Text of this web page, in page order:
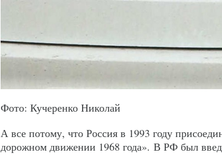
Фото: Кучеренко Николай
А все потому, что Россия в 1993 году
дорожном движении 1968 года». В РФ был